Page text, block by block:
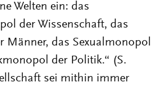
Welten ein: das
der Wissenschaft, das
Männer, das Sexualmonopol
der Politik.“ (S.
sei mithin immer